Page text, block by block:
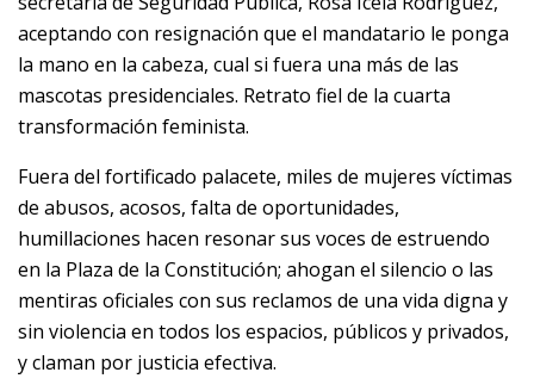
aceptando con resignación que el mandatario le ponga
la mano en la cabeza, cual si fuera una más de las
mascotas presidenciales. Retrato fiel de la cuarta
transformación feminista.
Fuera del fortificado palacete, miles de mujeres víctimas
de abusos, acosos, falta de oportunidades,
humillaciones hacen resonar sus voces de estruendo
en la Plaza de la Constitución; ahogan el silencio o las
mentiras oficiales con sus reclamos de una vida digna y
sin violencia en todos los espacios, públicos y privados,
y claman por justicia efectiva.